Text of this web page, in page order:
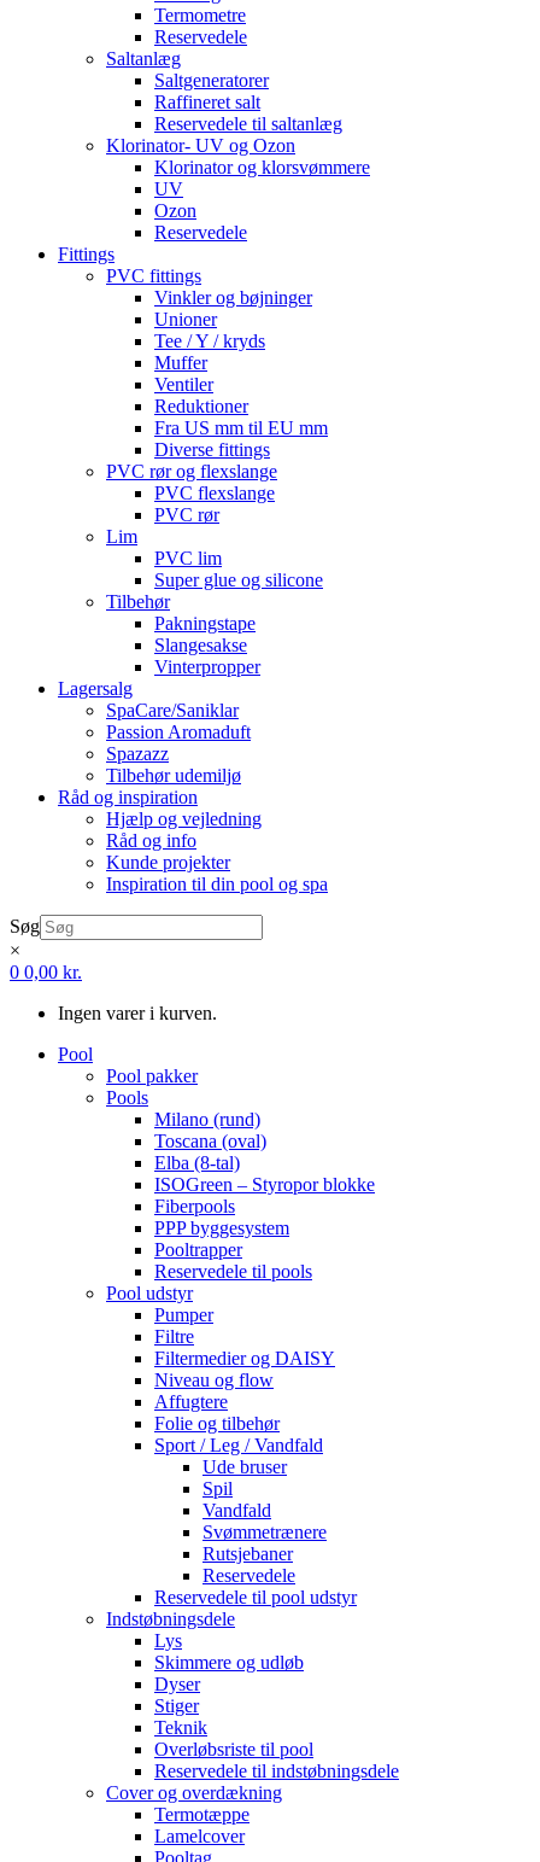
Termometre
Reservedele
Saltanlæg
Saltgeneratorer
Raffineret salt
Reservedele til saltanlæg
Klorinator- UV og Ozon
Klorinator og klorsvømmere
UV
Ozon
Reservedele
Fittings
PVC fittings
Vinkler og bøjninger
Unioner
Tee / Y / kryds
Muffer
Ventiler
Reduktioner
Fra US mm til EU mm
Diverse fittings
PVC rør og flexslange
PVC flexslange
PVC rør
Lim
PVC lim
Super glue og silicone
Tilbehør
Pakningstape
Slangesakse
Vinterpropper
Lagersalg
SpaCare/Saniklar
Passion Aromaduft
Spazazz
Tilbehør udemiljø
Råd og inspiration
Hjælp og vejledning
Råd og info
Kunde projekter
Inspiration til din pool og spa
Søg
×
0 0,00 kr.
Ingen varer i kurven.
Pool
Pool pakker
Pools
Milano (rund)
Toscana (oval)
Elba (8-tal)
ISOGreen – Styropor blokke
Fiberpools
PPP byggesystem
Pooltrapper
Reservedele til pools
Pool udstyr
Pumper
Filtre
Filtermedier og DAISY
Niveau og flow
Affugtere
Folie og tilbehør
Sport / Leg / Vandfald
Ude bruser
Spil
Vandfald
Svømmetrænere
Rutsjebaner
Reservedele
Reservedele til pool udstyr
Indstøbningsdele
Lys
Skimmere og udløb
Dyser
Stiger
Teknik
Overløbsriste til pool
Reservedele til indstøbningsdele
Cover og overdækning
Termotæppe
Lamelcover
Pooltag